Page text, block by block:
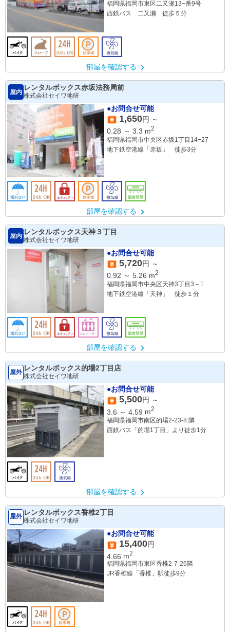
福岡県福岡市東区二又瀬13−番9号
西鉄バス 二又瀬 徒歩５分
部屋を確認する
屋内
レンタルボックス赤坂法務局前
株式会社セイワ地研
●お問合せ可能
1,650円 ～
0.28 ～ 3.3 m2
福岡県福岡市中央区赤坂1丁目14−27
地下鉄空港線「赤坂」 徒歩3分
部屋を確認する
屋内
レンタルボックス天神３丁目
株式会社セイワ地研
●お問合せ可能
5,720円 ～
0.92 ～ 5.26 m2
福岡県福岡市中央区天神3丁目3－1
地下鉄空港線「天神」 徒歩１分
部屋を確認する
屋外 レンタルボックス的場2丁目店
株式会社セイワ地研
●お問合せ可能
5,500円 ～
3.6 ～ 4.59 m2
福岡県福岡市南区的場2-23-8.隣
西鉄バス「的場1丁目」より徒歩1分
部屋を確認する
屋外 レンタルボックス香椎2丁目
株式会社セイワ地研
●お問合せ可能
15,400円
4.66 m2
福岡県福岡市東区香椎2-7-26隣
JR香椎線「香椎」駅徒歩9分